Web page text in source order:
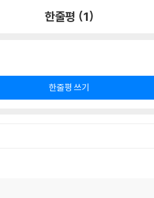
한줄평 (1)
한줄평 쓰기